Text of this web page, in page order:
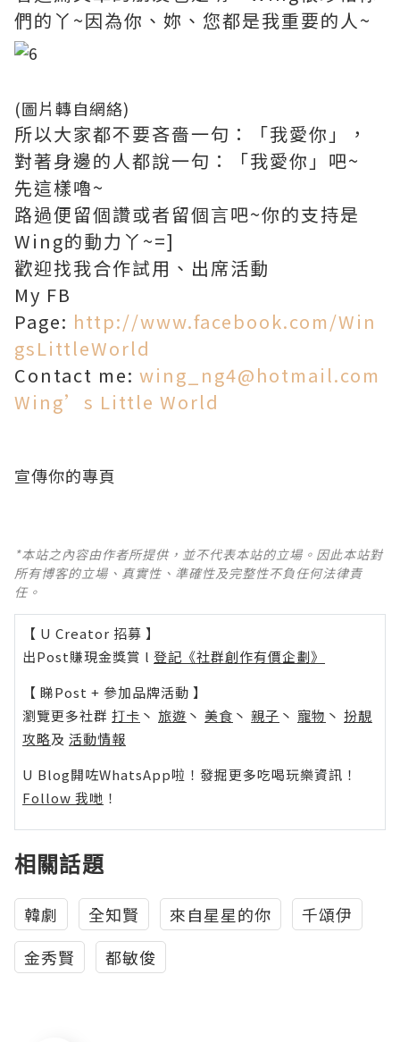
們的丫~因為你、妳、您都是我重要的人~
(圖片轉自網絡)
所以大家都不要吝嗇一句：「我愛你」，
對著身邊的人都說一句：「我愛你」吧~
先這樣嚕~
路過便留個讚或者留個言吧~你的支持是
Wing的動力丫~=]
歡迎找我合作試用、出席活動
My FB
Page: http://www.facebook.com/Win
gsLittleWorld
Contact me: wing_ng4@hotmail.com
Wing’s Little World
宣傳你的專頁
*本站之內容由作者所提供，並不代表本站的立場。因此本站對
所有博客的立場、真實性、準確性及完整性不負任何法律責
任。
【 U Creator 招募 】
出Post賺現金獎賞 l 登記《社群創作有價企劃》
【 睇Post + 參加品牌活動 】
瀏覽更多社群 打卡 丶 旅遊 丶 美食 丶 親子 丶 寵物 丶 扮靚
攻略及 活動情報
U Blog開咗WhatsApp啦！發掘更多吃喝玩樂資訊！
Follow 我哋 ！
相關話題
韓劇 全知賢 來自星星的你
千頌伊
金秀賢
都敏俊